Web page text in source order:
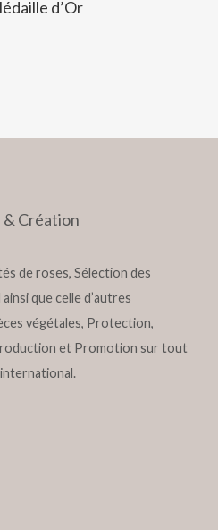
d’Or
de roses, Sélection des
que celle d’autres
végétales, Protection,
et Promotion sur tout